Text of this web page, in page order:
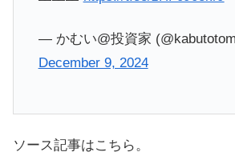
— かむい@投資家
December 9, 2024
ソース記事はこちら。